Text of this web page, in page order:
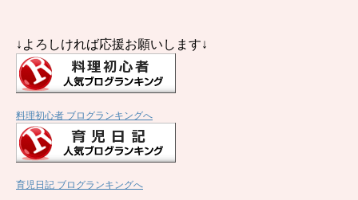
↓よろしければ応援お願いします↓
料理初心者 ブログランキングへ
育児日記 ブログランキングへ